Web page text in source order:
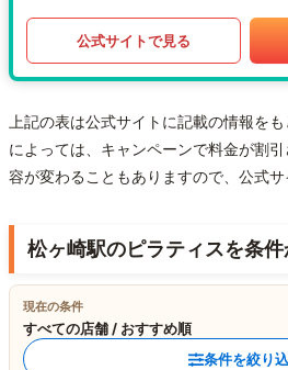
公式サイトで見る
上記の表は公式サイトに記載の情報を
によっては、キャンペーンで料金が割
容が変わることもありますので、公式サ
松ヶ崎駅のピラティスを条
現在の条件
すべての店舗 / おすすめ順
条件を絞り